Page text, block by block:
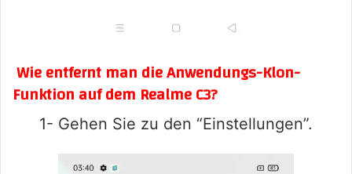
Wie entfernt man die Anwendungs-Klon-
Funktion auf dem Realme C3?
1- Gehen Sie zu den “Einstellungen”.